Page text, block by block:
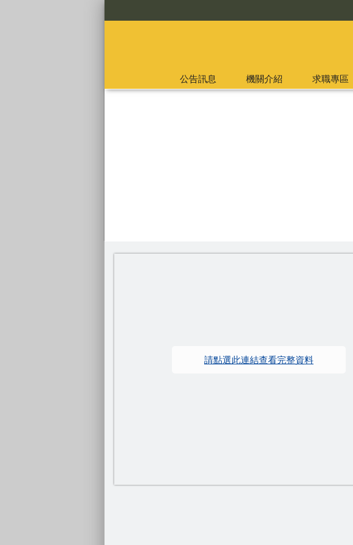
公告訊息 機關介紹 求職專區
請點選此連結查看完整資料